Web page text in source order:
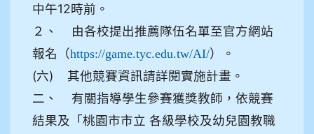
中午12時前。
２、 由各校提出推薦隊伍名單至官方網站
報名（https://game.tyc.edu.tw/AI/）。
(六) 其他競賽資訊請詳閱實施計畫。
二、 有關指導學生參賽獲獎教師，依競賽
結果及「桃園市市立 各級學校及幼兒園教職